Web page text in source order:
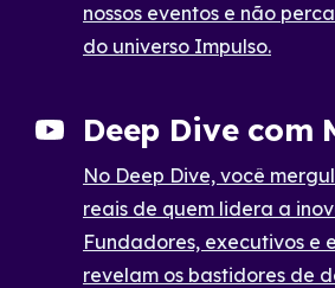
nossos eventos e não
do universo Impulso.
Deep Dive com
No Deep Dive, você
reais de quem lidera a
Fundadores, executivos e
revelam os bastidores de